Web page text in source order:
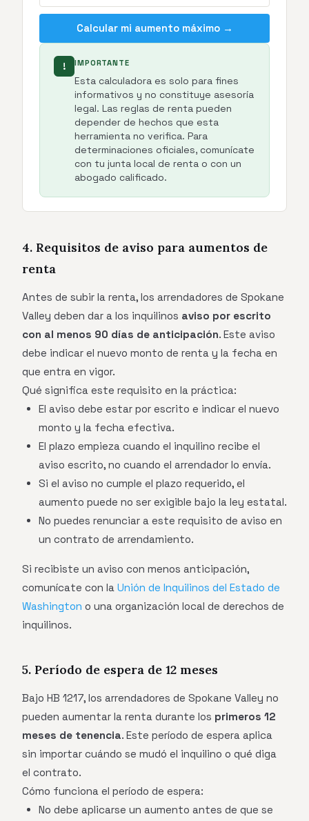
Calcular mi aumento máximo →
! IMPORTANTE
Esta calculadora es solo para fines
informativos y no constituye asesoría
legal. Las reglas de renta pueden
depender de hechos que esta
herramienta no verifica. Para
determinaciones oficiales, comunícate
con tu junta local de renta o con un
abogado calificado.
4. Requisitos de aviso para aumentos de
renta
Antes de subir la renta, los arrendadores de Spokane
Valley deben dar a los inquilinos aviso por escrito
con al menos 90 días de anticipación. Este aviso
debe indicar el nuevo monto de renta y la fecha en
que entra en vigor.
Qué significa este requisito en la práctica:
El aviso debe estar por escrito e indicar el nuevo
monto y la fecha efectiva.
El plazo empieza cuando el inquilino recibe el
aviso escrito, no cuando el arrendador lo envía.
Si el aviso no cumple el plazo requerido, el
aumento puede no ser exigible bajo la ley estatal.
No puedes renunciar a este requisito de aviso en
un contrato de arrendamiento.
Si recibiste un aviso con menos anticipación,
comunícate con la Unión de Inquilinos del Estado de
Washington o una organización local de derechos de
inquilinos.
5. Período de espera de 12 meses
Bajo HB 1217, los arrendadores de Spokane Valley no
pueden aumentar la renta durante los primeros 12
meses de tenencia. Este período de espera aplica
sin importar cuándo se mudó el inquilino o qué diga
el contrato.
Cómo funciona el período de espera:
No debe aplicarse un aumento antes de que se